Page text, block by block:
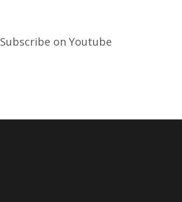
Subscribe on Youtube